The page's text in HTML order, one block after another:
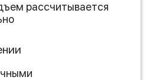
рассчитывается